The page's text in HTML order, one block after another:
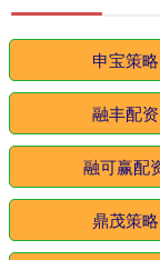
申宝策略
融丰配资
融可赢配
鼎茂策略